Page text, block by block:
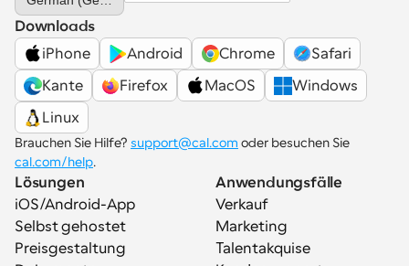
Downloads
iPhone
Android Chrome
Safari
Kante
Firefox MacOS
Windows
Linux
Brauchen Sie Hilfe? support@cal.com
cal.com/help.
Lösungen
iOS/Android-App
Selbst gehostet
Preisgestaltung
Anwendungsfälle
Verkauf
Marketing
Talentakquise